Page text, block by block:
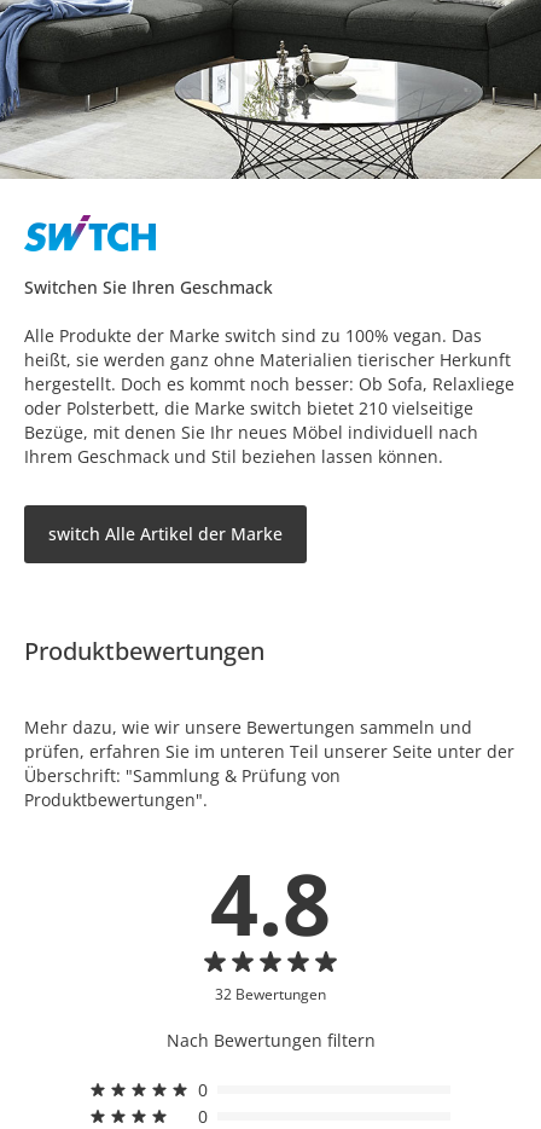
Switchen Sie Ihren Geschmack
Alle Produkte der Marke switch sind zu 100% vegan. Das
heißt, sie werden ganz ohne Materialien tierischer Herkunft
hergestellt. Doch es kommt noch besser: Ob Sofa, Relaxliege
oder Polsterbett, die Marke switch bietet 210 vielseitige
Bezüge, mit denen Sie Ihr neues Möbel individuell nach
Ihrem Geschmack und Stil beziehen lassen können.
switch Alle Artikel der Marke
Produktbewertungen
Mehr dazu, wie wir unsere Bewertungen sammeln und
prüfen, erfahren Sie im unteren Teil unserer Seite unter der
Überschrift: "Sammlung & Prüfung von
Produktbewertungen".
4.8
32 Bewertungen
Nach Bewertungen filtern
0
0